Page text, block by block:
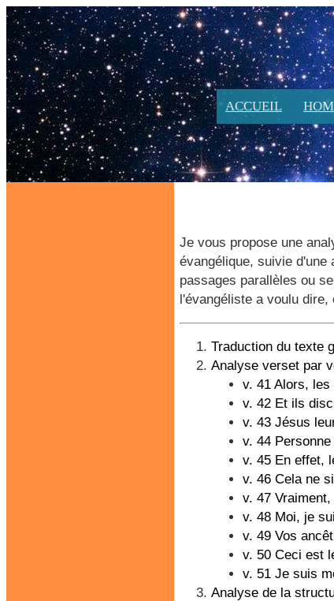
ACCUEIL
Je vous propose une
évangélique, suivie
passages parallèles ou
l'évangéliste a voulu
Traduction du texte
Analyse verset par
v. 41 Alors,
v. 42 Et ils
v. 43 Jésus
v. 44
v. 45 En effet,
v. 46 Cela ne
v. 47
v. 48 Moi, je
v. 49 Vos
v. 50 Ceci est
v. 51 Je suis
Analyse de la